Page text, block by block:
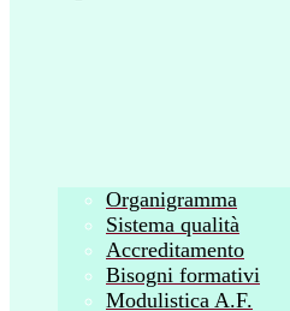
Organigramma
Sistema qualità
Accreditamento
Bisogni formativi
Modulistica A.F.